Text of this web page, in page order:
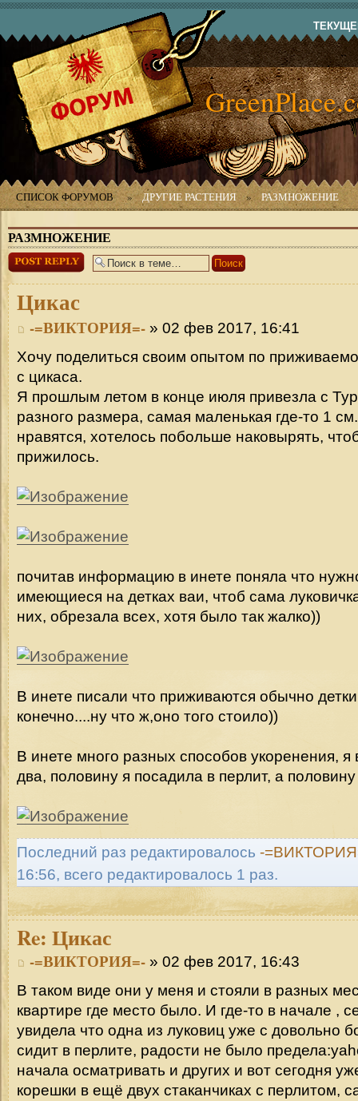
СПИСОК ФОРУМОВ » ДРУГИЕ РАСТЕНИЯ » РАЗМНОЖЕНИЕ
РАЗМНОЖЕНИЕ
Ответить
Цикас
-=ВИКТОРИЯ=- » 02 фев 2017, 16:41
Хочу поделиться своим опытом по
с цикаса.
Я прошлым летом в конце июля привезла с
разного размера, самая маленькая где-то 1
нравятся, хотелось побольше наковырять,
прижилось.
почитав информацию в инете поняла что
имеющиеся на детках ваи, чтоб сама
них, обрезала всех, хотя было так жалко))
В инете писали что приживаются обычно
конечно....ну что ж,оно того стоило))
В инете много разных способов укоренения,
два, половину я посадила в перлит, а
Последний раз редактировалось -
16:56, всего редактировалось 1 раз.
Re: Цикас
-=ВИКТОРИЯ=- » 02 фев 2017, 16:43
В таком виде они у меня и стояли в разных
квартире где место было. И где-то в начале ,
увидела что одна из луковиц уже с довольно
сидит в перлите, радости не было
начала осматривать и других и вот сегодня
корешки в ещё двух стаканчиках с перлитом,